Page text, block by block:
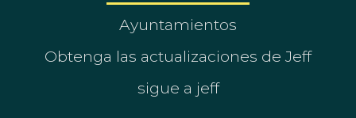
Ayuntamientos
Obtenga las actualizaciones de Jeff
sigue a jeff